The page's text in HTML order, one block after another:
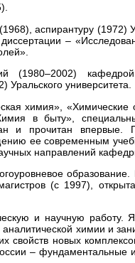
аспирантуру (1972)
–
(1980–2002)
Уральского университета.
химия», «Химические
в быту»,
и прочитан
ее современным
направлений
образование.
(с 1997),
и научную работу.
химии и
свойств новых
– фундаментальные